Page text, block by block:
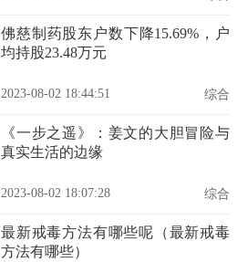
佛慈制药股东户数下降15.69%，户
均持股23.48万元
2023-08-02 18:44:51 综合
《一步之遥》：姜文的大胆冒险与
真实生活的边缘
2023-08-02 18:07:28 综合
最新戒毒方法有哪些呢（最新戒毒
方法有哪些）